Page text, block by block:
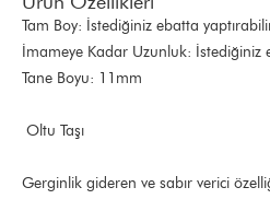
Tam Boy: İstediğiniz ebatta
İmameye Kadar Uzunluk: İstediğiniz
Tane Boyu: 11mm
Oltu Taşı
Gerginlik gideren ve sabır verici